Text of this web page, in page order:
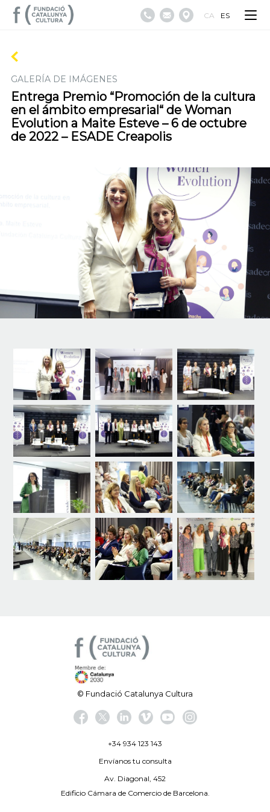
CA ES
GALERÍA DE IMÁGENES
Entrega Premio “Promoción de la cultura
en el ámbito empresarial“ de Woman
Evolution a Maite Esteve – 6 de octubre
de 2022 – ESADE Creapolis
© Fundació Catalunya Cultura
+34 934 123 143
Envíanos tu consulta
Av. Diagonal, 452
Edificio Cámara de Comercio de Barcelona.